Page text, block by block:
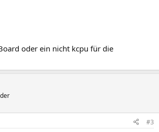
oder ein nicht kcpu für die
#3